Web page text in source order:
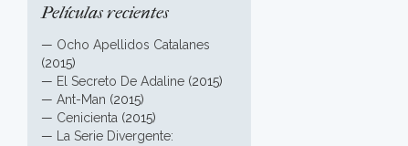
Películas recientes
— Ocho Apellidos Catalanes
(2015)
— El Secreto De Adaline (2015)
— Ant-Man (2015)
— Cenicienta (2015)
—
La Serie Divergente: